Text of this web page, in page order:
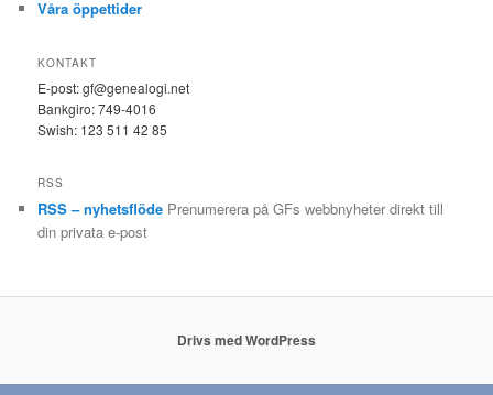
Våra öppettider
KONTAKT
E-post: gf@genealogi.net
Bankgiro: 749-4016
Swish: 123 511 42 85
RSS
RSS – nyhetsflöde Prenumerera på GFs webbnyheter direkt till
din privata e-post
Drivs med WordPress